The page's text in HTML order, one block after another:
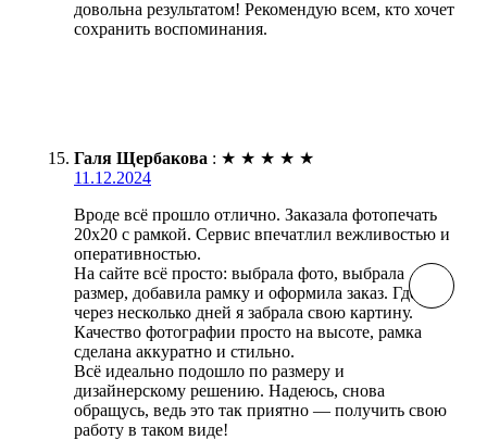
довольна результатом! Рекомендую всем, кто хочет
сохранить воспоминания.
Галя Щербакова : ★ ★ ★ ★ ★
11.12.2024
Вроде всё прошло отлично. Заказала фотопечать
20х20 с рамкой. Сервис впечатлил вежливостью и
оперативностью.
На сайте всё просто: выбрала фото, выбрала
размер, добавила рамку и оформила заказ. Где-то
через несколько дней я забрала свою картину.
Качество фотографии просто на высоте, рамка
сделана аккуратно и стильно.
Всё идеально подошло по размеру и
дизайнерскому решению. Надеюсь, снова
обращусь, ведь это так приятно — получить свою
работу в таком виде!